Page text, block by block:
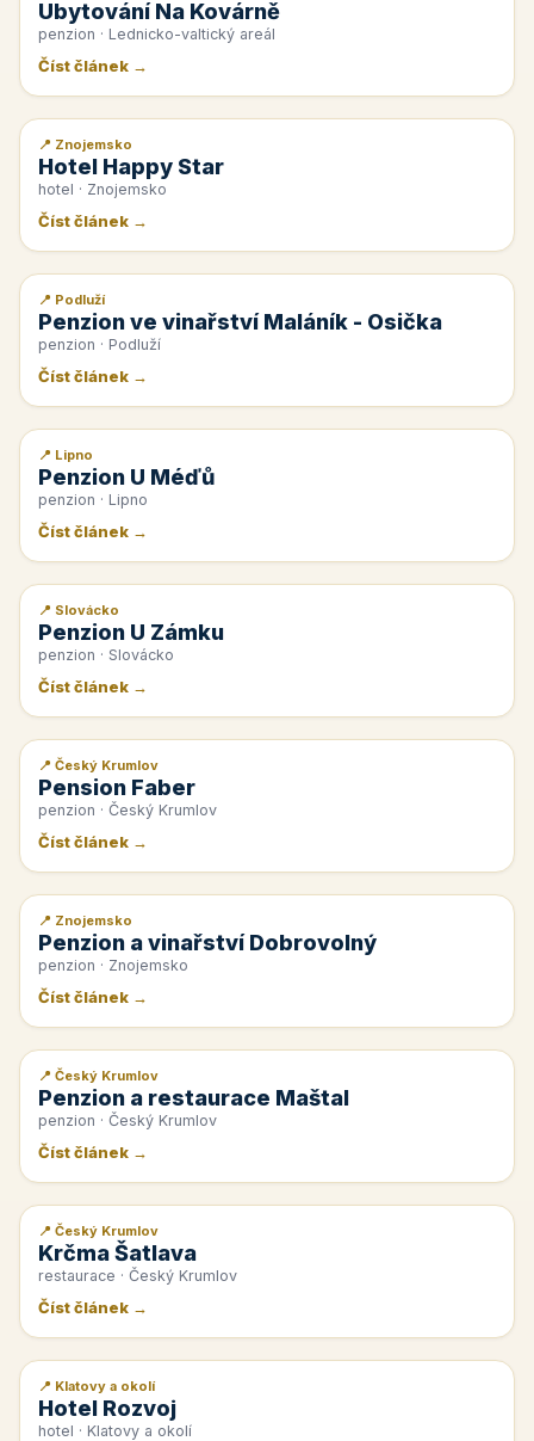
Ubytování Na Kovárně
penzion · Lednicko-valtický areál
Číst článek →
📰 PR článek
📍 Znojemsko
Hotel Happy Star
hotel · Znojemsko
Číst článek →
📰 PR článek
📍 Podluží
Penzion ve vinařství Maláník - Osička
penzion · Podluží
Číst článek →
📰 PR článek
📍 Lipno
Penzion U Méďů
penzion · Lipno
Číst článek →
📰 PR článek
📍 Slovácko
Penzion U Zámku
penzion · Slovácko
Číst článek →
📰 PR článek
📍 Český Krumlov
Pension Faber
penzion · Český Krumlov
Číst článek →
📰 PR článek
📍 Znojemsko
Penzion a vinařství Dobrovolný
penzion · Znojemsko
Číst článek →
📰 PR článek
📍 Český Krumlov
Penzion a restaurace Maštal
penzion · Český Krumlov
Číst článek →
📰 PR článek
📍 Český Krumlov
Krčma Šatlava
restaurace · Český Krumlov
Číst článek →
📰 PR článek
📍 Klatovy a okolí
Hotel Rozvoj
hotel · Klatovy a okolí